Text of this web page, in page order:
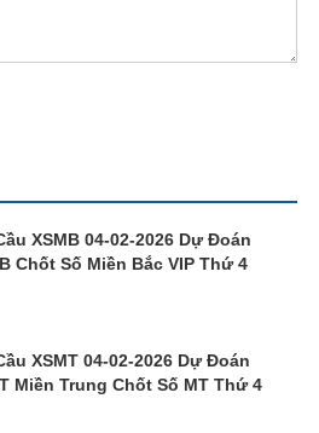
XSMB 04-02-2026 Dự Đoán
Chốt Số Miền Bắc VIP Thứ 4
XSMT 04-02-2026 Dự Đoán
Miền Trung Chốt Số MT Thứ 4